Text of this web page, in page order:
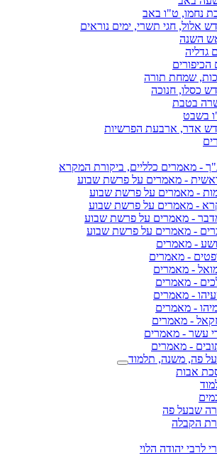
נחמו, ט"ו באב
אלול, חגי תשרי, ימים נוראים
השנה
גדליה
הכיפורים
שמחת תורה
כסלו, חנוכה
בטבת
בשבט
אדר, ארבעת הפרשיות
- מאמרים כלליים, ביקורת המקרא
- מאמרים על פרשת שבוע
- מאמרים על פרשת שבוע
- מאמרים על פרשת שבוע
- מאמרים על פרשת שבוע
- מאמרים על פרשת שבוע
- מאמרים
- מאמרים
- מאמרים
- מאמרים
- מאמרים
- מאמרים
- מאמרים
עשר - מאמרים
- מאמרים
פה, משנה, תלמוד
אבות
שבעל פה
הקבלה
לרבי יהודה הלוי